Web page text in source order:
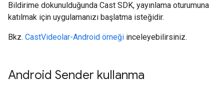
Bildirime dokunulduğunda Cast SDK, yayınlama oturumuna
katılmak için uygulamanızı başlatma isteğidir.
Bkz. CastVideolar-Android örneği inceleyebilirsiniz.
Android Sender kullanma